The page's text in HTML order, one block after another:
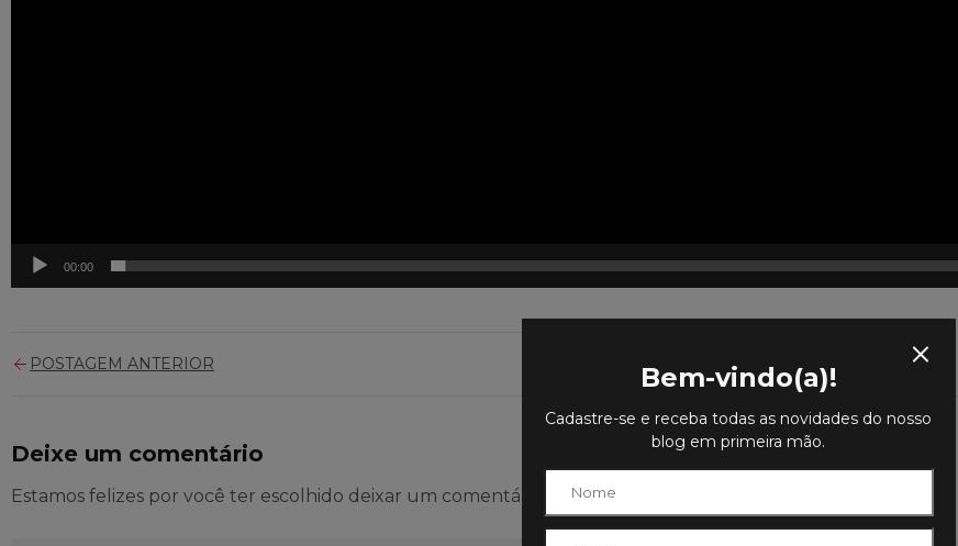
Bem-vindo(a)!
Cadastre-se e receba todas as novidades do nosso
blog em primeira mão.
00:00
POSTAGEM ANTERIOR
Deixe um comentário
Estamos felizes por você ter escolhido deixar um comentário.